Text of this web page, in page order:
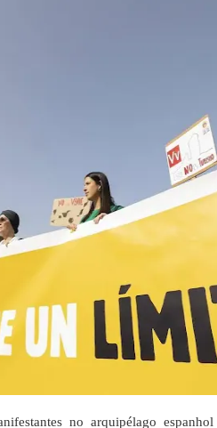
no arquipélago